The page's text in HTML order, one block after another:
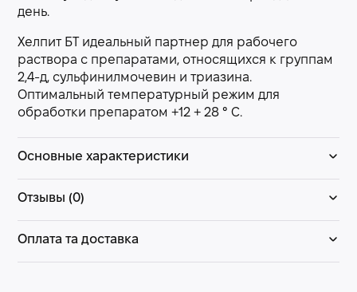
день.
Хелпит БТ идеальный партнер для рабочего
раствора с препаратами, относящихся к группам
2,4-д, сульфинилмочевин и триазина.
Оптимальный температурный режим для
обработки препаратом +12 + 28 ° С.
Основные характеристики
Отзывы (0)
Оплата та доставка